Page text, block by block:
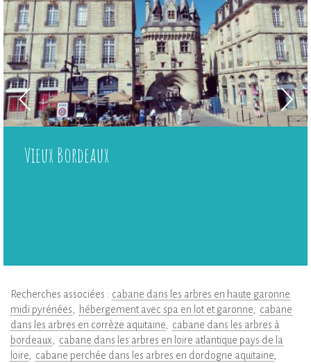
Vieux Bordeaux
Recherches associées : cabane dans les arbres en haute garonne
midi pyrénées
hébergement avec spa en lot et garonne
cabane
dans les arbres en corrèze aquitaine
cabane dans les arbres à
bordeaux
cabane dans les arbres en loire atlantique pays de la
loire
cabane perchée dans les arbres en dordogne aquitaine